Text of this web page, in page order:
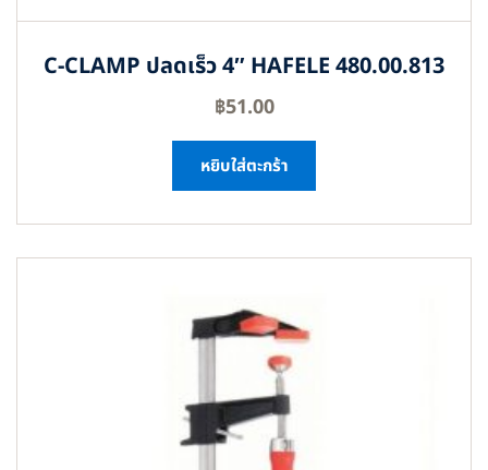
C-CLAMP ปลดเร็ว 4″ HAFELE 480.00.813
฿51.00
หยิบใส่ตะกร้า